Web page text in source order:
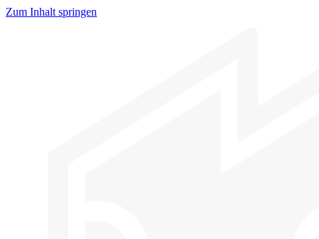
Zum Inhalt springen